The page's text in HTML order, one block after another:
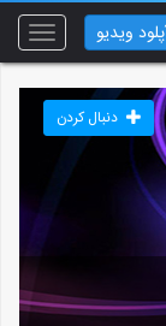
Toggle
ویدیو
دنبال کردن